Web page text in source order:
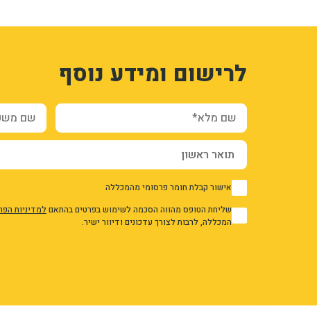
לרישום ומידע נוסף
שם מלא* שם משפחה*
1 אישור קבלת חומר פרסומי מהמכללה
1
אני מאשר/ת את מדיניות הפרטיות
שליחת הטופס מהווה הסכמה לשימוש בפרטים בהתאםלמדיניות
המכללה, לרבות לצורך עדכונים ודיוור ישיר.
3315836
1